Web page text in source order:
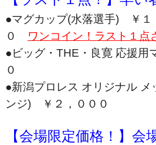
●マグカップ(水落選手)
￥
０
ワンコイン！ラスト１点
●ビッグ・THE・良寛 応援用
０
●新潟プロレス オリジナル メ
ンジ)
￥２，０００
【会場限定価格！】会